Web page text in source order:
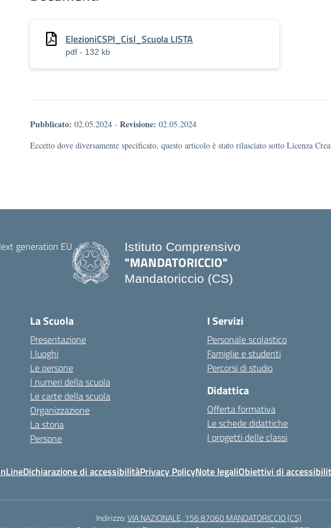
ElezioniCSPI_Cisl_Scuola LISTA
pdf - 132 kb
Pubblicato: 02.05.2024 - Revisione: 02.05.2024
Eccetto dove diversamente specificato, questo articolo è stato rilasciato sotto Licenza
Istituto Comprensivo
"MANDATORICCIO"
Mandatoriccio (CS)
La Scuola
Presentazione
I luoghi
Le persone
I numeri della scuola
Le carte della scuola
Organizzazione
La storia
Persone
I Servizi
Personale scolastico
Famiglie e studenti
Percorsi di studio
Didattica
Offerta formativa
Le schede didattiche
I progetti delle classi
Dichiarazione di accessibilitàPrivacy PolicyNote legaliObiettivi di
Indirizzo:VIA NAZIONALE, 156 87060 MANDATORICCIO (CS)